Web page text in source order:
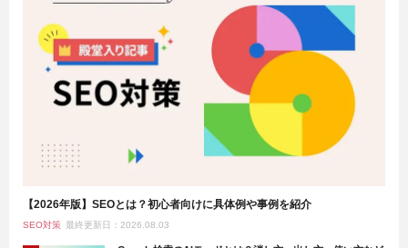
【2026年版】SEOとは？初心者向けに具体例や事例を紹介
SEO対策 最終更新日：2026.08.03